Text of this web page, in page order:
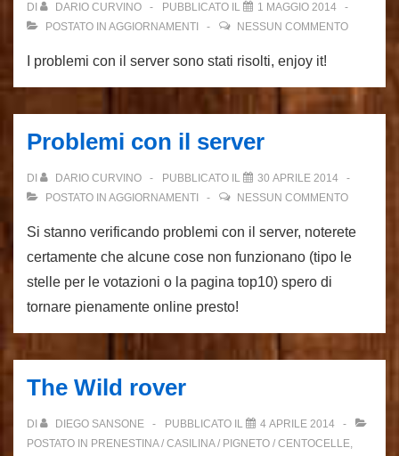
DI DARIO CURVINO PUBBLICATO IL
1 MAGGIO 2014
POSTATO IN AGGIORNAMENTI NESSUN COMMENTO
I problemi con il server sono stati risolti, enjoy it!
Problemi con il server
DI DARIO CURVINO PUBBLICATO IL
30 APRILE 2014
POSTATO IN AGGIORNAMENTI NESSUN COMMENTO
Si stanno verificando problemi con il server, noterete
certamente che alcune cose non funzionano (tipo le
stelle per le votazioni o la pagina top10) spero di
tornare pienamente online presto!
The Wild rover
DI DIEGO SANSONE PUBBLICATO IL
4 APRILE 2014
POSTATO IN PRENESTINA / CASILINA / PIGNETO / CENTOCELLE,